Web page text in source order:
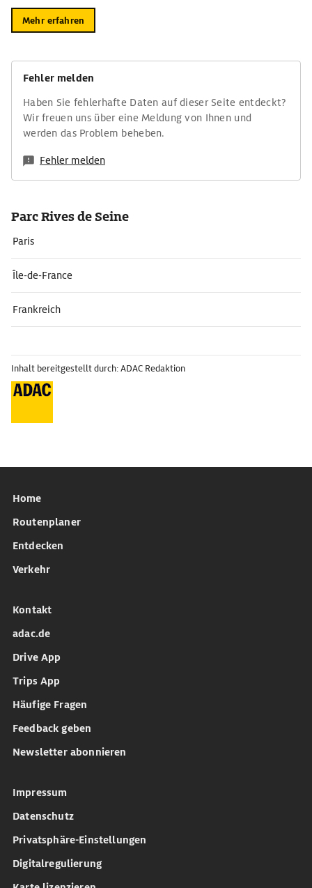
Mehr erfahren
Fehler melden
Haben Sie fehlerhafte Daten auf dieser Seite entdeckt?
Wir freuen uns über eine Meldung von Ihnen und
werden das Problem beheben.
Fehler melden
Parc Rives de Seine
Paris
Île-de-France
Frankreich
Inhalt bereitgestellt durch: ADAC Redaktion
Home
Routenplaner
Entdecken
Verkehr
Kontakt
adac.de
Drive App
Trips App
Häufige Fragen
Feedback geben
Newsletter abonnieren
Impressum
Datenschutz
Privatsphäre-Einstellungen
Digitalregulierung